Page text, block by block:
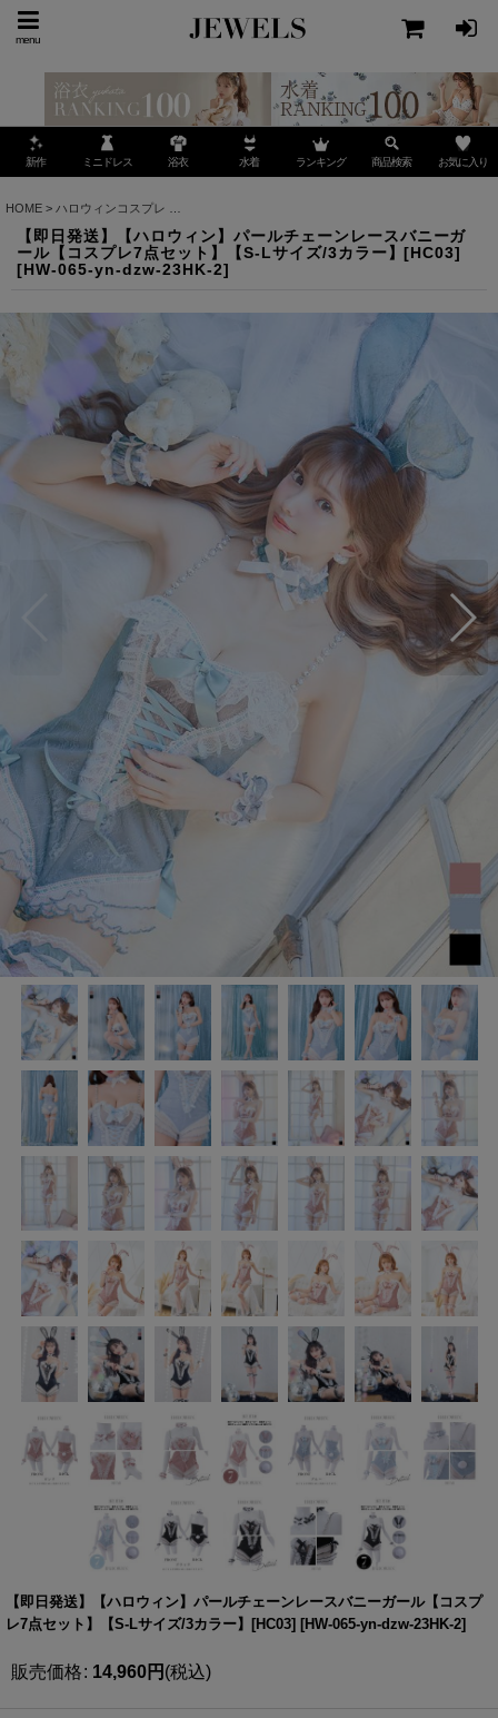
menu
新作 ミニドレス 浴衣 水着 ランキング 商品検索 お気に入り
HOME > ハロウィンコスプレ
【即日発送】【ハロウィン】パールチェーンレースバニーガ
ール【コスプレ7点セット】【S-Lサイズ/3カラー】[HC03]
[HW-065-yn-dzw-23HK-2]
【即日発送】【ハロウィン】パールチェーンレースバニーガール【コスプ
レ7点セット】【S-Lサイズ/3カラー】[HC03] [HW-065-yn-dzw-23HK-2]
販売価格: 14,960円 (税込)